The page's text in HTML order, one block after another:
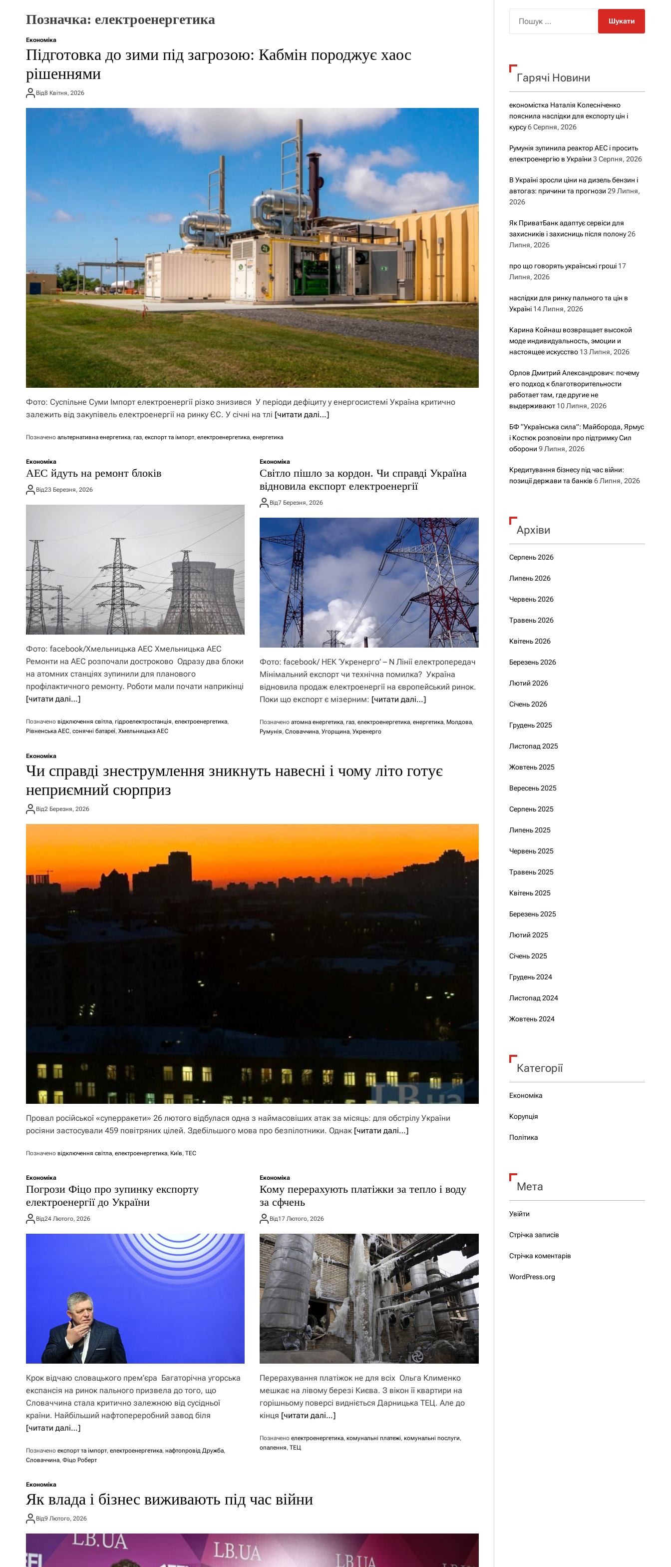
р
о
у
Позначка: електроенергетика
Економіка
Підготовка до зими під загрозою: Кабмін породжує хаос
рішеннями
Від8 Квітня, 2026
Фото: Суспільне Суми Імпорт електроенергії різко знизився У періоди дефіциту у енергосистемі Україна критично
залежить від закупівель електроенергії на ринку ЄС. У січні на тлі [читати далі…]
Позначено альтернативна енергетика, газ, експорт та імпорт, електроенергетика, енергетика
Економіка
АЕС йдуть на ремонт блоків
Від23 Березня, 2026
Фото: facebook/Хмельницька АЕС Хмельницька АЕС
Ремонти на АЕС розпочали достроково Одразу два блоки
на атомних станціях зупинили для планового
профілактичного ремонту. Роботи мали почати наприкінці
[читати далі…]
Позначено відключення світла, гідроелектростанція, електроенергетика,
Рівненська АЕС, сонячні батареї, Хмельницька АЕС
Економіка
Світло пішло за кордон. Чи справді Україна
відновила експорт електроенергії
Від7 Березня, 2026
Фото: facebook/ НЕК ‘Укренерго’ – N Лінії електропередач
Мінімальний експорт чи технічна помилка? Україна
відновила продаж електроенергії на європейський ринок.
Поки що експорт є мізерним: [читати далі…]
Позначеноатомна енергетика,газ,електроенергетика,енергетика, Молдова,
Румунія,Словаччина,Угорщина,Укренерго
Економіка
Чи справді знеструмлення зникнуть навесні і чому літо готує
неприємний сюрприз
Від2 Березня, 2026
Провал російської «суперракети» 26 лютого відбулася одна з наймасовіших атак за місяць: для обстрілу України
росіяни застосували 459 повітряних цілей. Здебільшого мова про безпілотники. Однак [читати далі…]
Позначено відключення світла, електроенергетика, Київ, ТЕС
Економіка
Погрози Фіцо про зупинку експорту
електроенергії до України
Від24 Лютого, 2026
Крок відчаю словацького прем’єра Багаторічна угорська
експансія на ринок пального призвела до того, що
Словаччина стала критично залежною від сусідньої
країни. Найбільший нафтопереробний завод біля
[читати далі…]
Позначено експорт та імпорт, електроенергетика, нафтопровід Дружба,
Словаччина, Фіцо Роберт
Економіка
Кому перерахують платіжки за тепло і воду
за сфчень
Від17 Лютого, 2026
Перерахування платіжок не для всіх Ольга Клименко
мешкає на лівому березі Києва. З вікон її квартири на
горішньому поверсі видніється Дарницька ТЕЦ. Але до
кінця [читати далі…]
Позначеноелектроенергетика,комунальні платежі,комунальні послуги,
опалення,ТЕЦ
Економіка
Як влада і бізнес виживають під час війни
Від9 Лютого, 2026
к
Гарячі Новини
економістка Наталія Колесніченко
пояснила наслідки для експорту цін і
курсу 6 Серпня, 2026
Румунія зупинила реактор АЕС і просить
електроенергію в України 3 Серпня, 2026
В Україні зросли ціни на дизель бензин і
автогаз: причини та прогнози 29 Липня,
2026
Як ПриватБанк адаптує сервіси для
захисників і захисниць після полону 26
Липня, 2026
про що говорять українські гроші 17
Липня, 2026
наслідки для ринку пального та цін в
Україні 14 Липня, 2026
Карина Койнаш возвращает высокой
моде индивидуальность, эмоции и
настоящее искусство 13 Липня, 2026
Орлов Дмитрий Александрович: почему
его подход к благотворительности
работает там, где другие не
выдерживают 10 Липня, 2026
БФ “Українська сила”: Майборода, Ярмус
і Костюк розповіли про підтримку Сил
оборони 9 Липня, 2026
Кредитування бізнесу під час війни:
позиції держави та банків 6 Липня, 2026
Архіви
Серпень 2026
Липень 2026
Червень 2026
Травень 2026
Квітень 2026
Березень 2026
Лютий 2026
Січень 2026
Грудень 2025
Листопад 2025
Жовтень 2025
Вересень 2025
Серпень 2025
Липень 2025
Червень 2025
Травень 2025
Квітень 2025
Березень 2025
Лютий 2025
Січень 2025
Грудень 2024
Листопад 2024
Жовтень 2024
Категорії
Економіка
Корупція
Політика
Мета
Увійти
Стрічка записів
Стрічка коментарів
WordPress.org